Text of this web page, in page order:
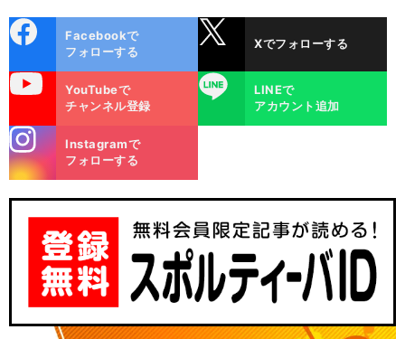
ok
Facebookで
フォローする
Xでフォローする
YouTubeで
チャンネル登録
LINE
LINEで
アカウント追加
m
Instagramで
フォローする